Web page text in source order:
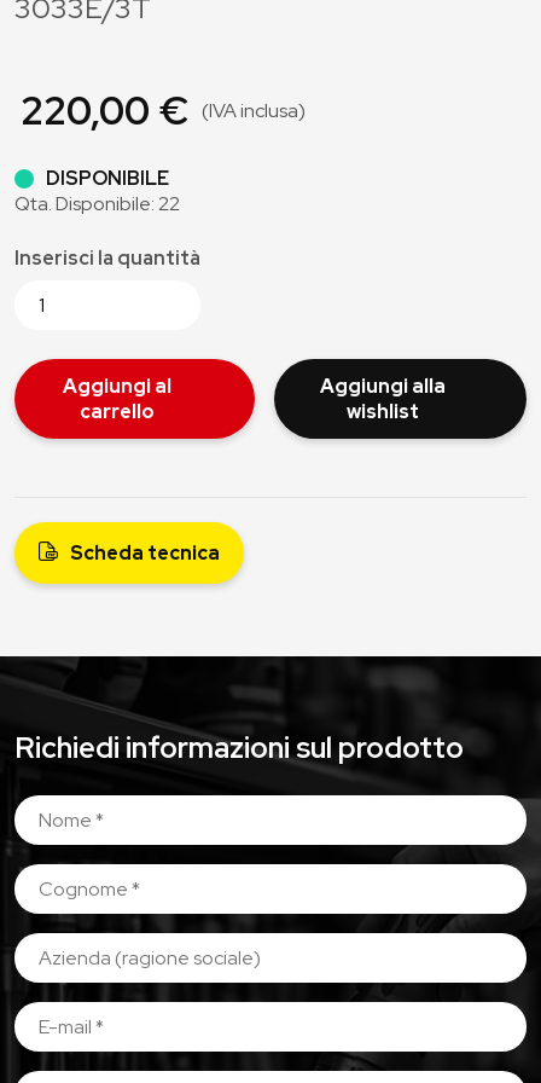
3033E/3T
220,00 € (IVA inclusa)
DISPONIBILE
Qta. Disponibile: 22
Inserisci la quantità
Aggiungi al
carrello
Aggiungi alla
wishlist
Scheda tecnica
Richiedi informazioni sul prodotto